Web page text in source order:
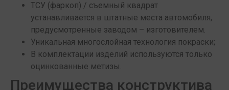
ТСУ (фаркоп) / съемный квадрат
устанавливается в штатные места автомобиля,
предусмотренные заводом – изготовителем.
Уникальная многослойная технология покраски;
В комплектации изделий используются только
оцинкованные метизы.
Преимущества конструктива